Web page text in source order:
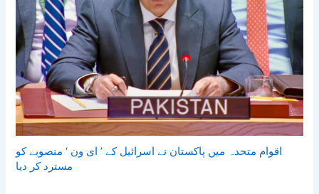
اقوام متحدہ میں پاکستان نے اسرائیل کے ’ ای ون ‘ منصوبے کو
مسترد کر دیا